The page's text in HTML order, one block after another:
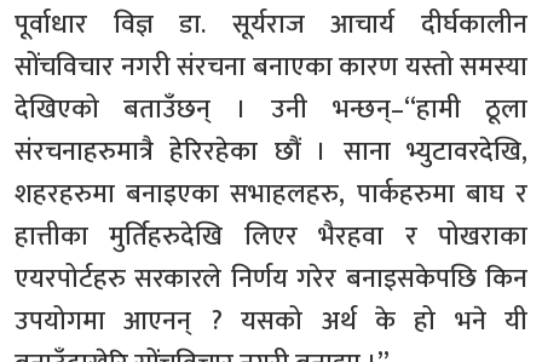
पूर्वाधार विज्ञ डा. सूर्यराज आचार्य दीर्घकालीन
सोंचविचार नगरी संरचना बनाएका कारण यस्तो समस्या
देखिएको बताउँछन् । उनी भन्छन्‌–“हामी ठूला
संरचनाहरुमात्रै हेरिरहेका छौं । साना भ्युटावरदेखि,
शहरहरुमा बनाइएका सभाहलहरु, पार्कहरुमा बाघ र
हात्तीका मुर्तिहरुदेखि लिएर भैरहवा र पोखराका
एयरपोर्टहरु सरकारले निर्णय गरेर बनाइसकेपछि किन
उपयोगमा आएनन् ? यसको अर्थ के हो भने यी